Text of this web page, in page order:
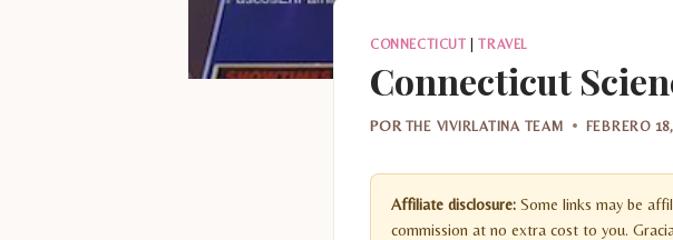
CONNECTICUT |TRAVEL
Connecticut
POR THE VIVIRLATINA TEAM FEBRERO
Affiliate disclosure: Some links may be
commission at no extra cost to you.